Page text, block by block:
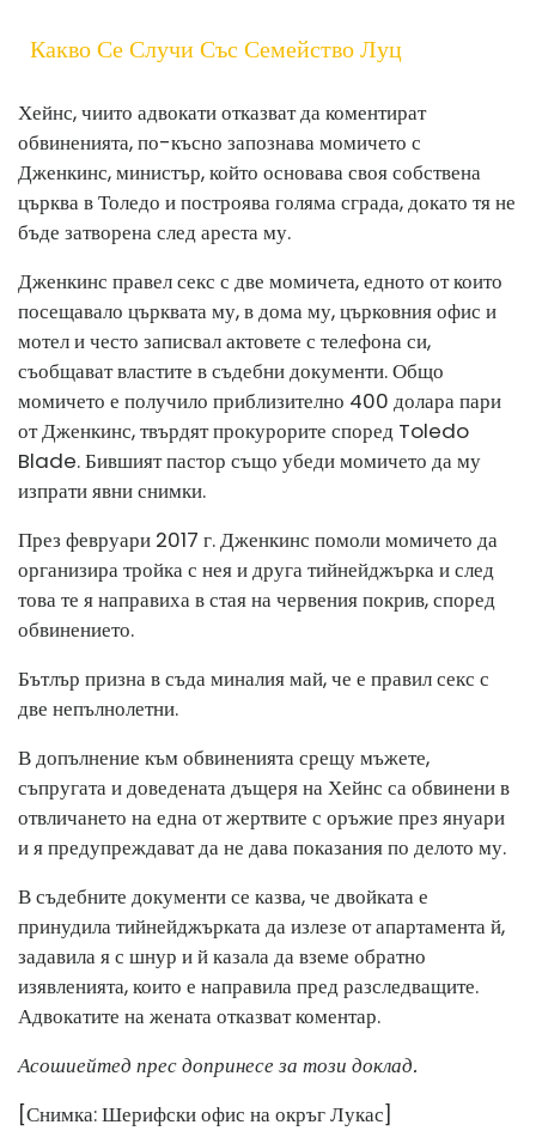
Какво Се Случи Със Семейство Луц
Хейнс, чиито адвокати отказват да коментират
обвиненията, по-късно запознава момичето с
Дженкинс, министър, който основава своя собствена
църква в Толедо и построява голяма сграда, докато тя не
бъде затворена след ареста му.
Дженкинс правел секс с две момичета, едното от които
посещавало църквата му, в дома му, църковния офис и
мотел и често записвал актовете с телефона си,
съобщават властите в съдебни документи. Общо
момичето е получило приблизително 400 долара пари
от Дженкинс, твърдят прокурорите според Toledo
Blade. Бившият пастор също убеди момичето да му
изпрати явни снимки.
През февруари 2017 г. Дженкинс помоли момичето да
организира тройка с нея и друга тийнейджърка и след
това те я направиха в стая на червения покрив, според
обвинението.
Бътлър призна в съда миналия май, че е правил секс с
две непълнолетни.
В допълнение към обвиненията срещу мъжете,
съпругата и доведената дъщеря на Хейнс са обвинени в
отвличането на една от жертвите с оръжие през януари
и я предупреждават да не дава показания по делото му.
В съдебните документи се казва, че двойката е
принудила тийнейджърката да излезе от апартамента й,
задавила я с шнур и й казала да вземе обратно
изявленията, които е направила пред разследващите.
Адвокатите на жената отказват коментар.
Асошиейтед прес допринесе за този доклад.
[Снимка: Шерифски офис на окръг Лукас]